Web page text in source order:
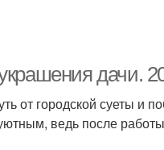
дачи.
от городской суеты и
ведь после